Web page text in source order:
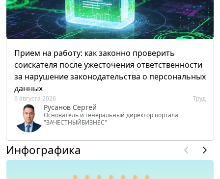
Прием на работу: как законно проверить
соискателя после ужесточения ответственности
за нарушение законодательства о персональных
данных
6 августа 2026 Труд
Русанов Сергей
Основатель и генеральный директор портала
"ЗАЧЕСТНЫЙБИЗНЕС"
Инфографика